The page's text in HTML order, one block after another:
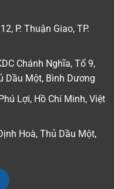
P. Thuận Giao, TP.
Chánh Nghĩa, Tổ 9,
Dầu Một, Bình Dương
Lợi, Hồ Chí Minh, Việt
Hoà, Thủ Dầu Một,